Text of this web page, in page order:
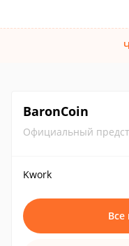
BaronCoin
Официальный
Kwork
Все